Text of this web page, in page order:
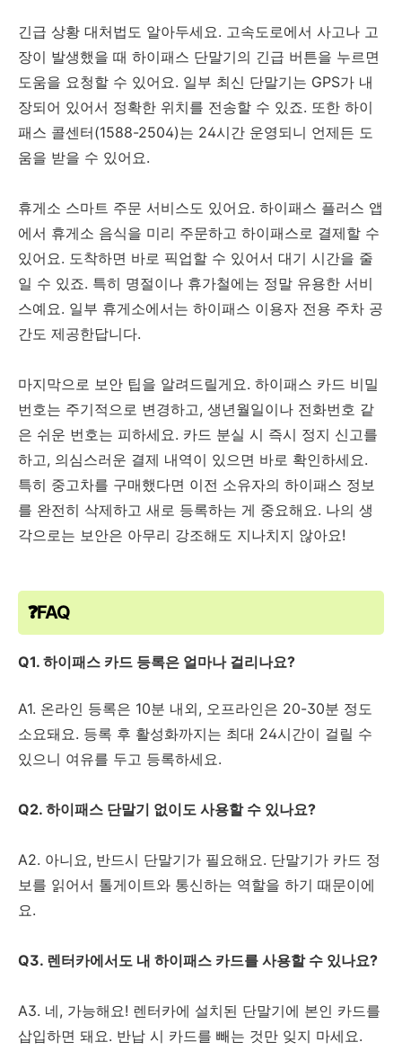
긴급 상황 대처법도 알아두세요. 고속도로에서 사고나 고
장이 발생했을 때 하이패스 단말기의 긴급 버튼을 누르면
도움을 요청할 수 있어요. 일부 최신 단말기는 GPS가 내
장되어 있어서 정확한 위치를 전송할 수 있죠. 또한 하이
패스 콜센터(1588-2504)는 24시간 운영되니 언제든 도
움을 받을 수 있어요.
휴게소 스마트 주문 서비스도 있어요. 하이패스 플러스 앱
에서 휴게소 음식을 미리 주문하고 하이패스로 결제할 수
있어요. 도착하면 바로 픽업할 수 있어서 대기 시간을 줄
일 수 있죠. 특히 명절이나 휴가철에는 정말 유용한 서비
스예요. 일부 휴게소에서는 하이패스 이용자 전용 주차 공
간도 제공한답니다.
마지막으로 보안 팁을 알려드릴게요. 하이패스 카드 비밀
번호는 주기적으로 변경하고, 생년월일이나 전화번호 같
은 쉬운 번호는 피하세요. 카드 분실 시 즉시 정지 신고를
하고, 의심스러운 결제 내역이 있으면 바로 확인하세요.
특히 중고차를 구매했다면 이전 소유자의 하이패스 정보
를 완전히 삭제하고 새로 등록하는 게 중요해요. 나의 생
각으로는 보안은 아무리 강조해도 지나치지 않아요!
❓FAQ
Q1. 하이패스 카드 등록은 얼마나 걸리나요?
A1. 온라인 등록은 10분 내외, 오프라인은 20-30분 정도
소요돼요. 등록 후 활성화까지는 최대 24시간이 걸릴 수
있으니 여유를 두고 등록하세요.
Q2. 하이패스 단말기 없이도 사용할 수 있나요?
A2. 아니요, 반드시 단말기가 필요해요. 단말기가 카드 정
보를 읽어서 톨게이트와 통신하는 역할을 하기 때문이에
요.
Q3. 렌터카에서도 내 하이패스 카드를 사용할 수 있나요?
A3. 네, 가능해요! 렌터카에 설치된 단말기에 본인 카드를
삽입하면 돼요. 반납 시 카드를 빼는 것만 잊지 마세요.